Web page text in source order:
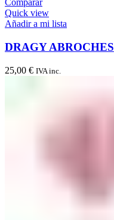
Comparar
Quick view
Añadir a mi lista
DRAGY ABROCHES
25,00 € IVA inc.